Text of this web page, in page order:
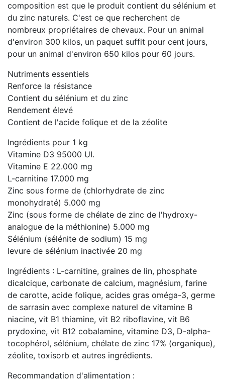
composition est que le produit contient du sélénium et
du zinc naturels. C'est ce que recherchent de
nombreux propriétaires de chevaux. Pour un animal
d'environ 300 kilos, un paquet suffit pour cent jours,
pour un animal d'environ 650 kilos pour 60 jours.
Nutriments essentiels
Renforce la résistance
Contient du sélénium et du zinc
Rendement élevé
Contient de l'acide folique et de la zéolite
Ingrédients pour 1 kg
Vitamine D3 95000 UI.
Vitamine E 22.000 mg
L-carnitine 17.000 mg
Zinc sous forme de (chlorhydrate de zinc
monohydraté) 5.000 mg
Zinc (sous forme de chélate de zinc de l'hydroxy-
analogue de la méthionine) 5.000 mg
Sélénium (sélénite de sodium) 15 mg
levure de sélénium inactivée 20 mg
Ingrédients : L-carnitine, graines de lin, phosphate
dicalcique, carbonate de calcium, magnésium, farine
de carotte, acide folique, acides gras oméga-3, germe
de sarrasin avec complexe naturel de vitamine B
niacine, vit B1 thiamine, vit B2 riboflavine, vit B6
prydoxine, vit B12 cobalamine, vitamine D3, D-alpha-
tocophérol, sélénium, chélate de zinc 17% (organique),
zéolite, toxisorb et autres ingrédients.
Recommandation d'alimentation :